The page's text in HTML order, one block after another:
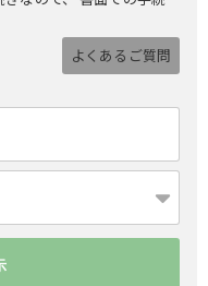
よくあるご質問